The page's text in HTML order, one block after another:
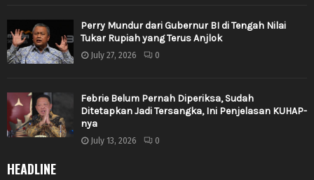
Perry Mundur dari Gubernur BI di Tengah Nilai
Tukar Rupiah yang Terus Anjlok
July 27, 2026 0
Febrie Belum Pernah Diperiksa, Sudah
Ditetapkan Jadi Tersangka, Ini Penjelasan KUHAP-
nya
July 13, 2026 0
HEADLINE